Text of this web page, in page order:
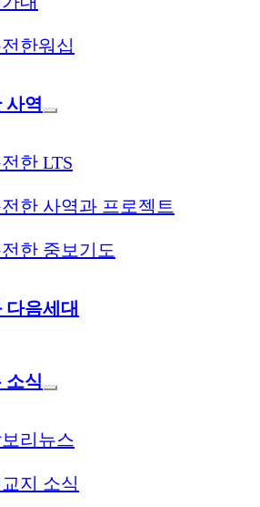
한워십
사역
한 LTS
한 사역과 프로젝트
한 중보기도
다음세대
소식
리뉴스
지 소식